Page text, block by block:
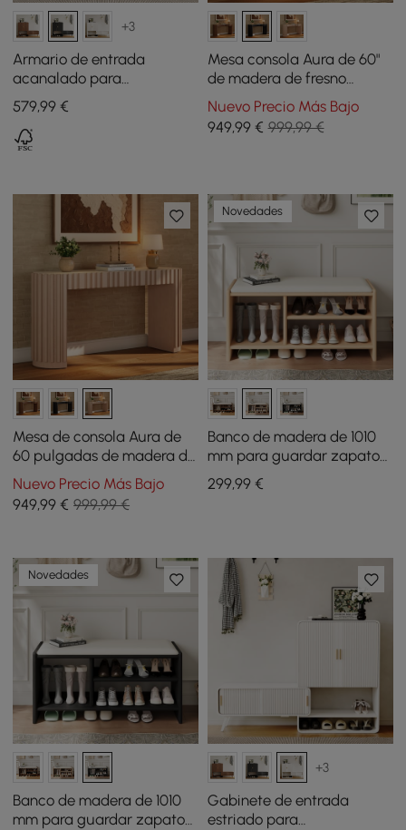
+3
Armario de entrada
acanalado para
almacenamiento de
zapatos, chapado en
madera de fresno
579,99 €
Mesa consola Aura de 60"
de madera de fresno
estriada en negro con
cubierta de piedra
sinterizada
Nuevo Precio Más Bajo
949,99€ 999,99 €
Mesa de consola Aura de
60 pulgadas de madera de
fresno estriada con
acabado de cal blanca y
superficie de piedra
Nuevo Precio Más Bajo
949,99 € 999,99 €
Novedades
Banco de madera de 1010
mm para guardar zapatos,
tapizado en piel
299,99€
Novedades
Banco de madera de 1010
mm para guardar zapatos,
+3
Gabinete de entrada
estriado para